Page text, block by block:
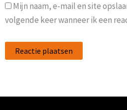
Mijn naam, e-mail en site
volgende keer wanneer ik een